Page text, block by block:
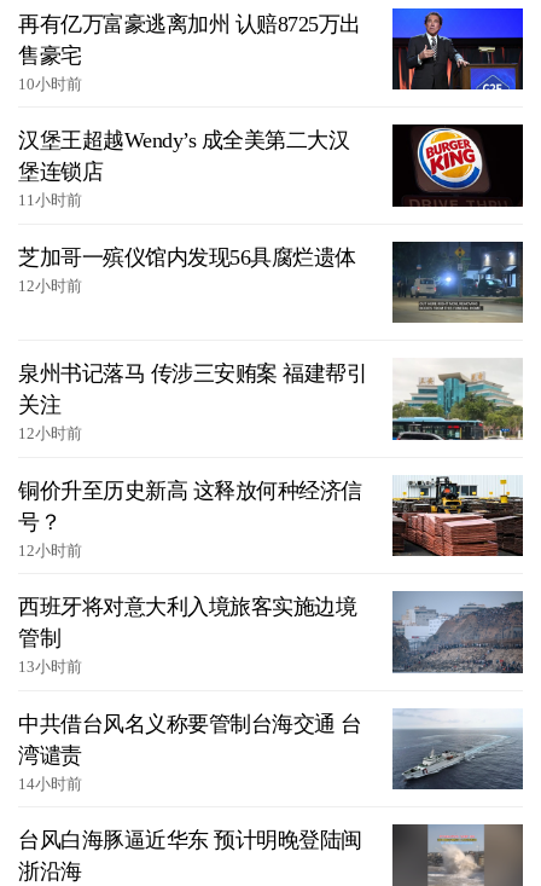
再有亿万富豪逃离加州 认赔8725万出
售豪宅
10小时前
汉堡王超越Wendy’s 成全美第二大汉
堡连锁店
11小时前
芝加哥一殡仪馆内发现56具腐烂遗体
12小时前
泉州书记落马 传涉三安贿案 福建帮引
关注
12小时前
铜价升至历史新高 这释放何种经济信
号？
12小时前
西班牙将对意大利入境旅客实施边境
管制
13小时前
中共借台风名义称要管制台海交通 台
湾谴责
14小时前
台风白海豚逼近华东 预计明晚登陆闽
浙沿海